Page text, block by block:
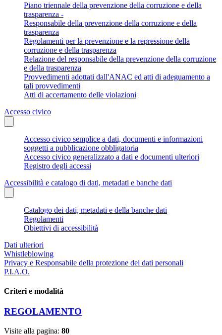
Piano triennale della prevenzione della corruzione e della
trasparenza -
Responsabile della prevenzione della corruzione e della
trasparenza
Regolamenti per la prevenzione e la repressione della
corruzione e della trasparenza
Relazione del responsabile della prevenzione della corruzione
e della trasparenza
Provvedimenti adottati dall'ANAC ed atti di adeguamento a
tali provvedimenti
Atti di accertamento delle violazioni
Accesso civico
Accesso civico semplice a dati, documenti e informazioni
soggetti a pubblicazione obbligatoria
Accesso civico generalizzato a dati e documenti ulteriori
Registro degli accessi
Accessibilità e catalogo di dati, metadati e banche dati
Catalogo dei dati, metadati e della banche dati
Regolamenti
Obiettivi di accessibilità
Dati ulteriori
Whistleblowing
Privacy e Responsabile della protezione dei dati personali
P.I.A.O.
Criteri e modalità
REGOLAMENTO
Visite alla pagina: 80